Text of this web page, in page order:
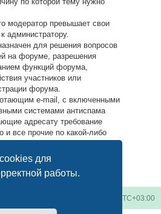
для
работы.
модератор превышает свои
администратору.
для решения вопросов
на форуме, разрешения
функций форума,
участников или
форума.
e-mail, с включенными
системами антиспама
адресату требование
и все прочие по какой-либо
администрации, будут
администратора.
UTC+03:00